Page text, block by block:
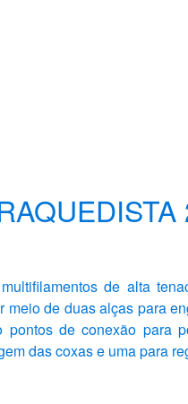
de alta
de duas alças para
de conexão para
das coxas e uma para